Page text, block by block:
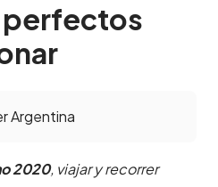
perfectos
Argentina
2020, viajar y recorrer